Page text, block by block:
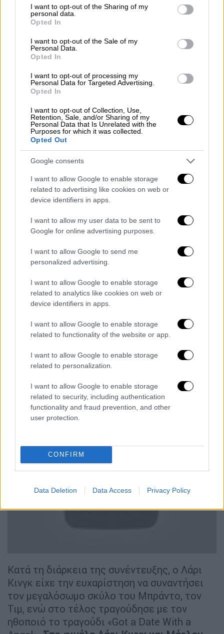
not limited to your visit or usage behaviour. You may click to
grant or deny consent to Google and its third-party tags to
use your data for below specified purposes in below Google
consent section.
I want to opt-out of the Sharing of my
personal data.
Opted In
I want to opt-out of the Sale of my
Personal Data.
Opted In
I want to opt-out of processing my
Personal Data for Targeted Advertising.
Opted In
I want to opt-out of Collection, Use,
Retention, Sale, and/or Sharing of my
Personal Data that Is Unrelated with the
Purposes for which it was collected.
Opted Out
Google consents
I want to allow Google to enable storage
related to advertising like cookies on web or
device identifiers in apps.
I want to allow my user data to be sent to
Google for online advertising purposes.
I want to allow Google to send me
personalized advertising.
I want to allow Google to enable storage
related to analytics like cookies on web or
device identifiers in apps.
I want to allow Google to enable storage
related to functionality of the website or app.
I want to allow Google to enable storage
related to personalization.
I want to allow Google to enable storage
related to security, including authentication
functionality and fraud prevention, and other
user protection.
CONFIRM
Data Deletion Data Access Privacy Policy
παράδειγμα. Η ιστορία του OJ Simpson
απογειώθηκε»...
Ο ηθοποιός στη συνέχεια παραπονέθηκε
στον Λάρι Κινγκ ότι έχει ιδρώσει κάτι που
Μπράντο συνέχισε να υποστηρίζει το
επιχείρημά του για τον λόγω που δεν δίνει
συνεντεύξεις λέγοντας ότι οι
περισσότερες είναι προσχεδιασμένες και ο
Κινγκ επέμεινε να του αποκαλύψει αν είχε
συμβεί κάτι στο παρελθόν.
Απλά δεν μου αρέσει η ιδέα να πουλάω τον
εαυτό μου», είπε ο Μάρλον Μπράντο. Ο
Κινγκ του επισήμανε ότι κάτι τέτοιο είναι
παρόμοιο με την πώληση ενός βιβλίου ή μιας
ταινίας, σκέψη με την οποία ο Μπράντο
συμφώνησε. «Δεν έχω προσπαθήσει να
πουλήσω ποτέ ταινία, και αυτή είναι η πρώτη
φορά που κάνω κάτι τέτοιο για κάποιο
προϊόν, για το βιβλίο μου», είπε και
ξεκαθάρισε ότι εν αγνοία του, ήταν όρος της
σύμβασής του με τον εκδοτικό οίκο τον
οποίο έπρεπε να τηρήσει.
«... Και πέρα από αυτό, είχα την ευχαρίστηση
να συνομιλήσουμε μαζί», είπε ο Μπράντο,
δηλώνοντας αργότερα ότι ο Κινγκ είναι
«συναρπαστικός» και «εξαιρετικός». Σε
κάποιο σημείο της ζωντανής συνέντευξης ο
Μπράντο ένιωσε να τον σφίγγουν τα πέδιλα
που φορούσε και τα έβγαλε, ενώ ο Κινγκ τον
καθησύχασε: «Δεν πειράζει»...
Κατά τη διάρκεια της συνέντευξης, ο Λάρι
Κινγκ είχε την ευχαρίστηση να συναντήσει
τον μεγαλόσωμο σκύλο του Μπράντο, τον
Τιμ, ενώ στο τέλος τραγούδησε με τον
ηθοποιό το τραγούδι «Got a Date With a